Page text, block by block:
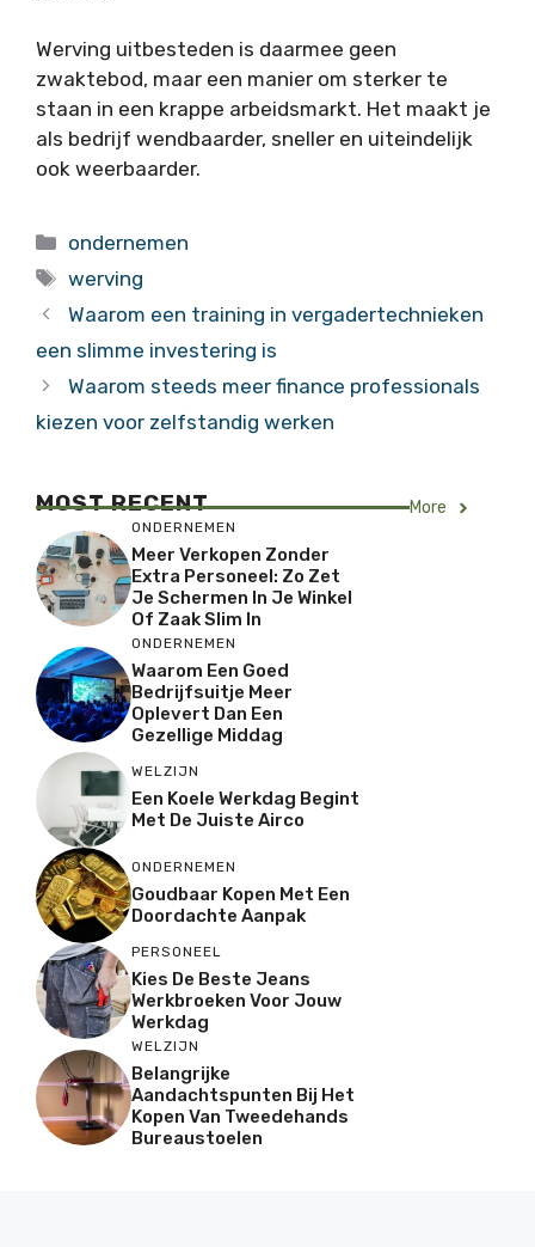
Werving uitbesteden is daarmee geen
zwaktebod, maar een manier om sterker te
staan in een krappe arbeidsmarkt. Het maakt je
als bedrijf wendbaarder, sneller en uiteindelijk
ook weerbaarder.
Categorieën
ondernemen
Tags
werving
Waarom een training in vergadertechnieken
een slimme investering is
Waarom steeds meer finance professionals
kiezen voor zelfstandig werken
MOST RECENT More
ONDERNEMEN
Meer Verkopen Zonder
Extra Personeel: Zo Zet
Je Schermen In Je Winkel
Of Zaak Slim In
ONDERNEMEN
Waarom Een Goed
Bedrijfsuitje Meer
Oplevert Dan Een
Gezellige Middag
WELZIJN
Een Koele Werkdag Begint
Met De Juiste Airco
ONDERNEMEN
Goudbaar Kopen Met Een
Doordachte Aanpak
PERSONEEL
Kies De Beste Jeans
Werkbroeken Voor Jouw
Werkdag
WELZIJN
Belangrijke
Aandachtspunten Bij Het
Kopen Van Tweedehands
Bureaustoelen